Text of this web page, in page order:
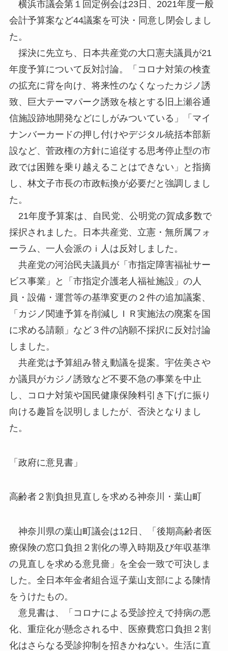
横浜市議会第１回定例会は23日、2021年度一般
会計予算案など44議案を可決・同意し閉会しまし
た。
採決に先立ち、日本共産党の大口憲夫議員が21
年度予算について反対討論。「コロナ対策の検査
の拡充に背を向け、将来性のなくなったカジノ誘
致、巨大テーマパーク誘致を核とする旧上瀬谷通
信施設跡地開発などにしがみついている」「マイ
ナンバーカードの押し付けやデジタル統括本部新
設など、菅政権の方針に追従する思考停止型の市
政では困難を乗り越えることはできない」と指摘
し、林文子市長の市政転換が必要だと強調しまし
た。
21年度予算案は、自民党、公明党の賀成多数で
採択されました。日本共産党、立憲・無所属フォ
ーラム、一人会派のｉ人は反対しました。
共産党の河治民夫議員が「市指定障害福祉サー
ビス事業」と「市指定介護老人福祉施設」の人
員・設備・運営等の基準変更の２件の追加議案、
「カジノ関連予算を削減しＩＲ実施法の廃案を国
に求める請願」など３件の訥願不採択に反対討論
しました。
共産党は予算組み替え動議を提案。宇佐美さや
か議貝がカジノ誘致など不要不急の事業を中止
し、コロナ対策や国民健康保険料引き下げに振り
向ける趣旨を説明しましたが、否決となりまし
た。
「政府に意見書」
高齢者２割負担見直しを求める神奈川・葉山町
神奈川県の葉山町議会は12日、「後期高齢者医
療保険の窓口負担２割化の導入時期及び年収基準
の見直しを求める意見嗇」を全会一致で可決しま
した。全日本年金者組合逗子葉山支部による陳情
をうけたもの。
意見書は、「コロナによる受診控えで持病の悪
化、重症化が懸念される中、医療費窓口負担２割
化はさらなる受診抑制を招きかねない。生活に直